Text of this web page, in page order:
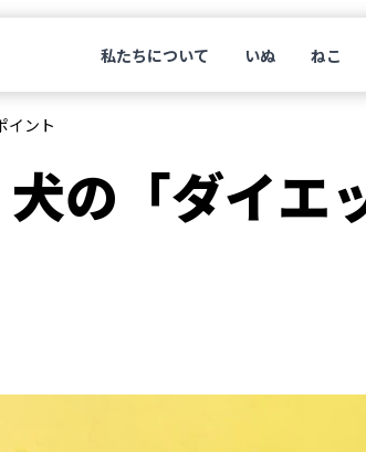
私たちについて いぬ ねこ
イント
の「ダイエ